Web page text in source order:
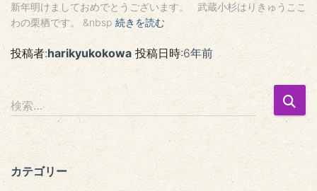
新年明けましておめでとうございます。 武蔵小杉はりきゅうここ
わの栗栖です。 &nbsp 続きを読む
投稿者:harikyukokowa 投稿日時:6年前
検
索
:
検索…
カテゴリー